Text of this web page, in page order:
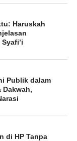
Haruskah
Publik dalam
Dakwah,
di HP Tanpa